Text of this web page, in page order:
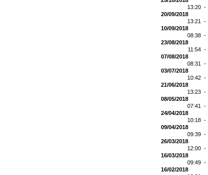
13:20 -
20/09/2018
13:21 -
10/09/2018
08:38 -
23/08/2018
11:54 -
07/08/2018
08:31 -
03/07/2018
10:42 -
21/06/2018
13:23 -
08/05/2018
07:41 -
24/04/2018
10:18 -
09/04/2018
09:39 -
26/03/2018
12:00 -
16/03/2018
09:49 -
16/02/2018